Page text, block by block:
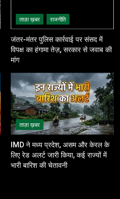
ताज़ा ख़बर राजनीति
जंतर-मंतर पुलिस कार्रवाई पर संसद में
विपक्ष का हंगामा तेज़, सरकार से जवाब की
मांग
ताज़ा ख़बर
IMD ने मध्य प्रदेश, असम और केरल के
लिए रेड अलर्ट जारी किया, कई राज्यों में
भारी बारिश की चेतावनी